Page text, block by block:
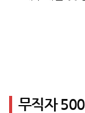
무직자